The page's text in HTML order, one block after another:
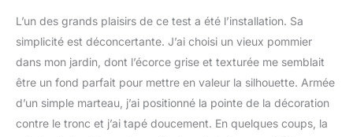
L’un des grands plaisirs de ce test a été l’installation. Sa
simplicité est déconcertante. J’ai choisi un vieux pommier
dans mon jardin, dont l’écorce grise et texturée me semblait
être un fond parfait pour mettre en valeur la silhouette. Armée
d’un simple marteau, j’ai positionné la pointe de la décoration
contre le tronc et j’ai tapé doucement. En quelques coups, la